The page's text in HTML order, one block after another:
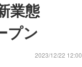
業態
プン
2023/12/22 12:00